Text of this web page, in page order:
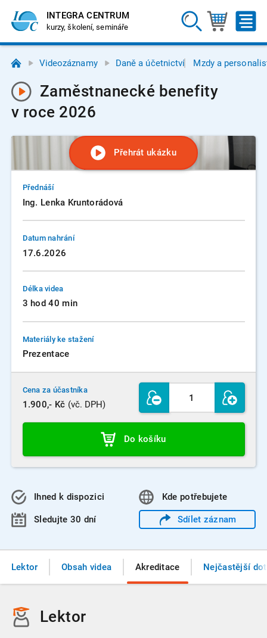
INTEGRA CENTRUM
kurzy, školení, semináře
Videozáznamy Daně a účetnictví Mzdy a
Zaměstnanecké benefity
v roce 2026
Přehrát ukázku
Přednáší
Ing. Lenka Kruntorádová
Datum nahrání
17.6.2026
Délka videa
3 hod 40 min
Materiály ke stažení
Prezentace
Cena za účastníka
1.900,- Kč (vč. DPH)
Do košíku
Ihned k dispozici
Sledujte 30 dní
Kde potřebujete
Sdílet záznam
Lektor Obsah videa Akreditace Nejčastější
Lektor